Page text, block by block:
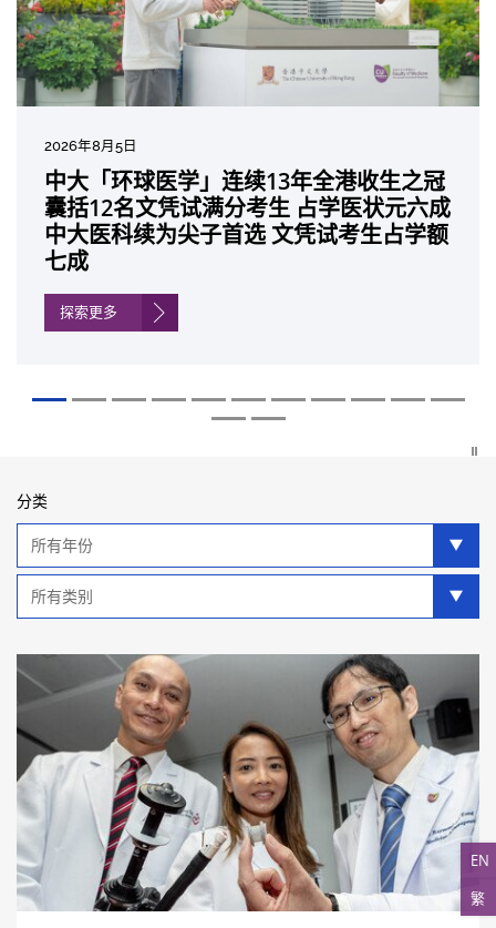
EN
繁
2026年8月5日
中大「环球医学」连续13年全港收生之冠
囊括12名文凭试满分考生 占学医状元六成
中大医科续为尖子首选 文凭试考生占学额
七成
探索更多
2026年7月10日
中大研发「AI-OCT」系统助测糖尿黄斑水
肿 假阳性转介个案锐减六成 缩短患者轮
候诊症时间
2026年7月10日
中大黄秀娟教授获颁中国工程界最高荣誉
「光华工程科技奖」 成为今届医药衞生领
域唯一香港学者
2026年7月7日
中大新设「香港中文大学凤凰奖学金」嘉
许公开试状元 鼓励学医状元走出课堂放眼
世界 装备21世纪妙手仁医
2026年6月29日
中大全新一站式PGT-Plus方案 精准辨识
传统检测中复杂基因异常「盲点」 降低人
工受孕流产及异常妊娠风险
2026年6月22日
中大发现青光眼治疗新靶点 小鼠实验证实
可恢复七成视力 有助开创崭新神经保护疗
法
2026年6月17日
中大成功拆解肝癌免疫治疗耐药性机制 揭
一种免疫细胞具「除废喂食」新功能助癌
细胞耐药性
2026年6月10日
中大与多名全球专家共同牵头跨国肺癌研
究 逾半晚期ALK阳性肺癌病人七年无恶化
因特定基因异常而引起的肺癌有望变成
「慢性病」 患者可与病共存
探索更多
2026年6月5日
中大教授陈重娥获颁「清野裕杰出领袖
奖」 成为本港首名学者荣膺亚洲糖尿病教
研最高荣誉
2026年6月2日
中大汇聚逾200位区域专家 探讨私人医疗
保险如何推动全民健康覆盖
探索更多
2026年5月19日
中大张源津医生成首位亚洲研究员 荣获国
际泌尿科权威奖项John K. Lattimer 讲座
奖
2026年5月14日
中大取得「从实验室到临床应用」研究突
破 初步证实GLP-1药物可改善严重中风康
复情况
分类
类
类